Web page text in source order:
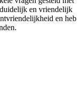
en vriendelijk
en heb